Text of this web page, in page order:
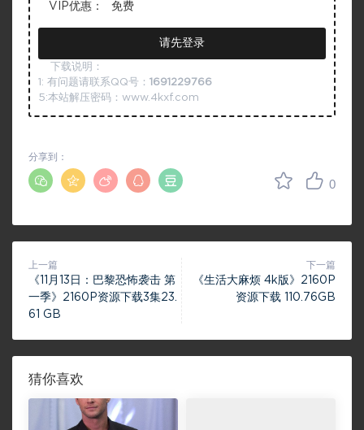
VIP优惠： 免费
请先登录
下载说明：
1: 有问题请联系QQ号： 1691229766
5:本站解压密码：www.4kxf.com
0
分享到：
上一篇
《11月13日：巴黎恐怖袭击 第
一季》2160P资源下载3集23.
61 GB
下一篇
《生活大麻烦 4k版》2160P
资源下载 110.76GB
猜你喜欢